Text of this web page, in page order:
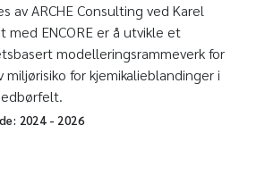
av ARCHE Consulting ved Karel
med ENCORE er å utvikle et
modelleringsrammeverk for
miljørisiko for kjemikalieblandinger i
2024- 2026